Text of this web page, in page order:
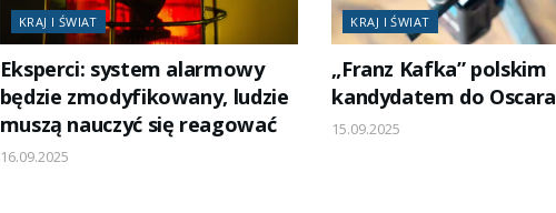
KRAJ I ŚWIAT
Eksperci: system alarmowy
będzie zmodyfikowany, ludzie
muszą nauczyć się reagować
16.09.2025
KRAJ I ŚWIAT
„Franz Kafka” polskim
kandydatem do Oscara
15.09.2025